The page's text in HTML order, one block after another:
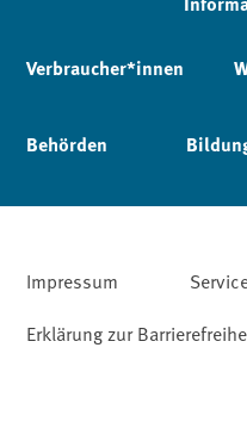
Verbraucher*innen
Behörden
Impressum
Erklärung zur